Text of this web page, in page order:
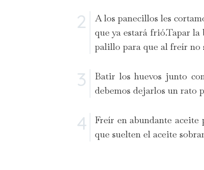
A los panecillos les
que ya estará frió.Tapar
palillo para que al freír no
Batir los huevos junto
debemos dejarlos un rato
Freír en abundante aceite
que suelten el aceite